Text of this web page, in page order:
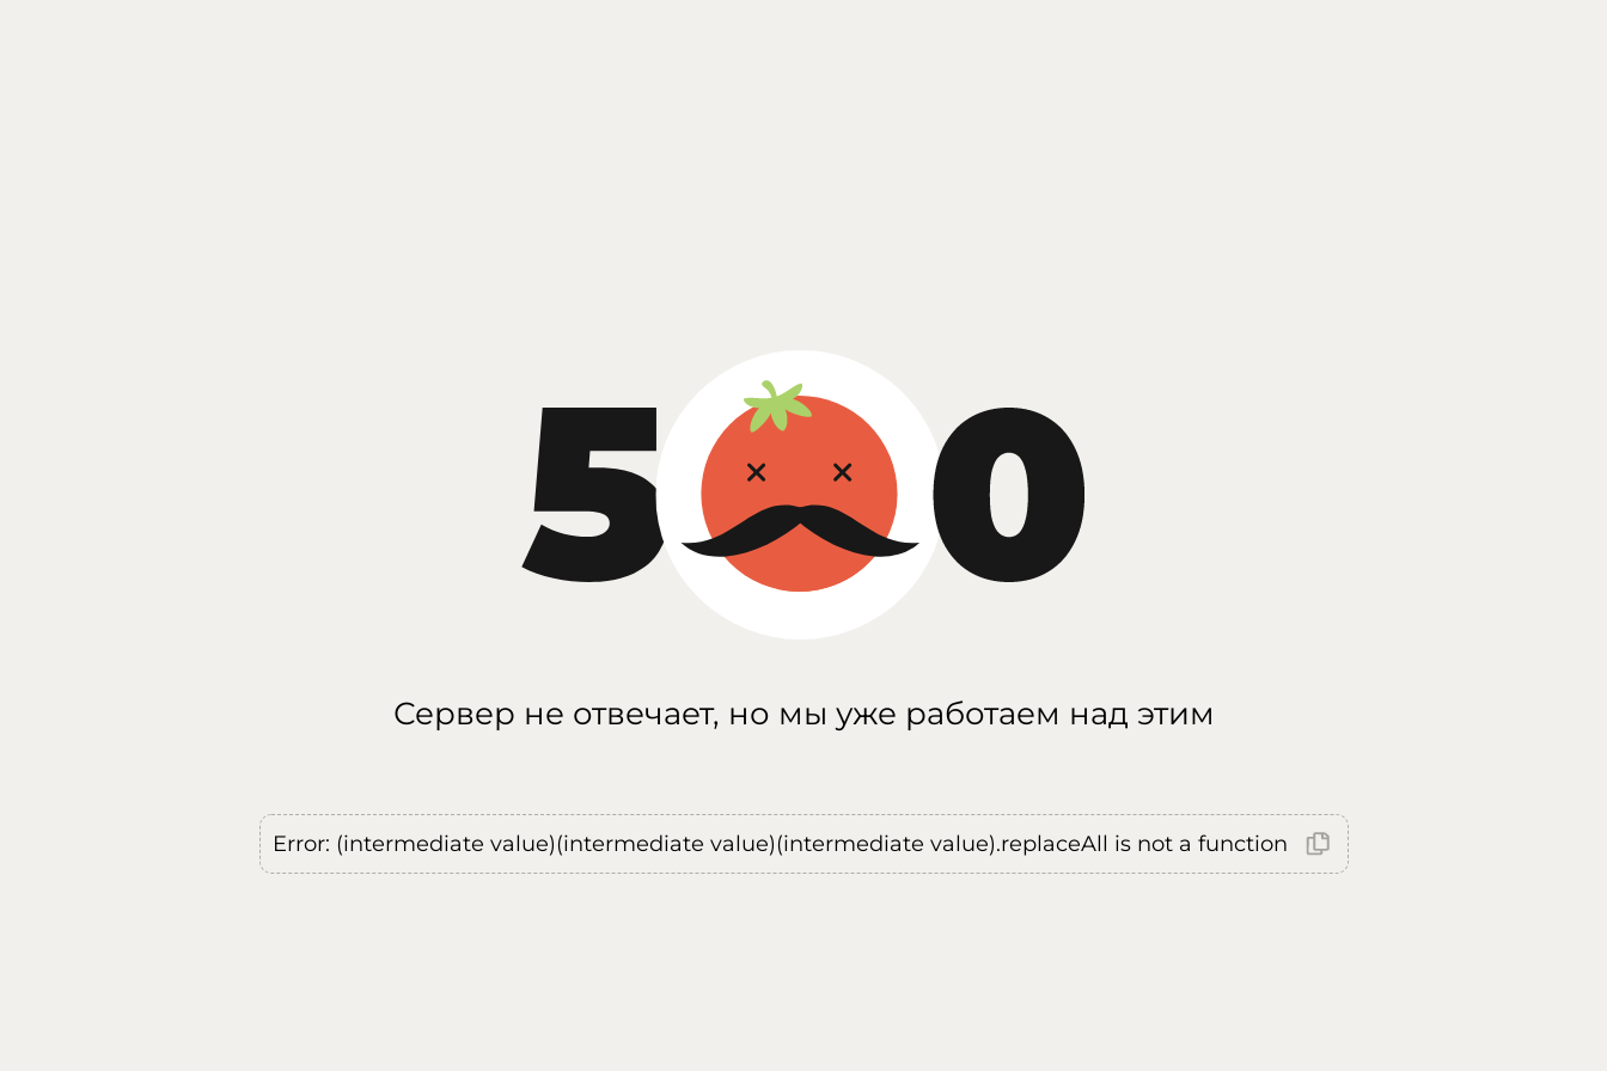
Сервер не отвечает, но мы уже работаем над этим
Error: (intermediate value)(intermediate value)(intermediate value).replaceAll is not a function